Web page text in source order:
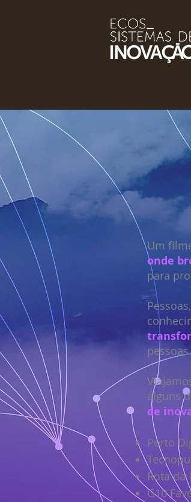
Um
onde
para
pessoas.
alguns
de
Porto
Rota da
G10